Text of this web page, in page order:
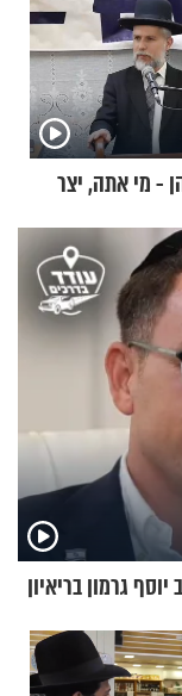
- מי אתה, יצר
גרמון בריאיון